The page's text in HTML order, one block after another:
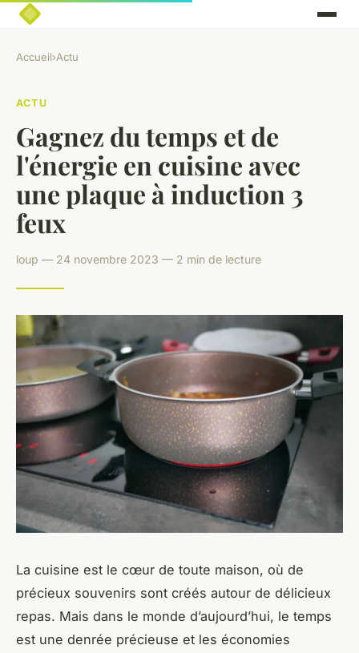
Accueil›Actu
ACTU
Gagnez du temps et de
l'énergie en cuisine avec
une plaque à induction 3
feux
loup — 24 novembre 2023 — 2 min de lecture
La cuisine est le cœur de toute maison, où de
précieux souvenirs sont créés autour de délicieux
repas. Mais dans le monde d’aujourd’hui, le temps
est une denrée précieuse et les économies